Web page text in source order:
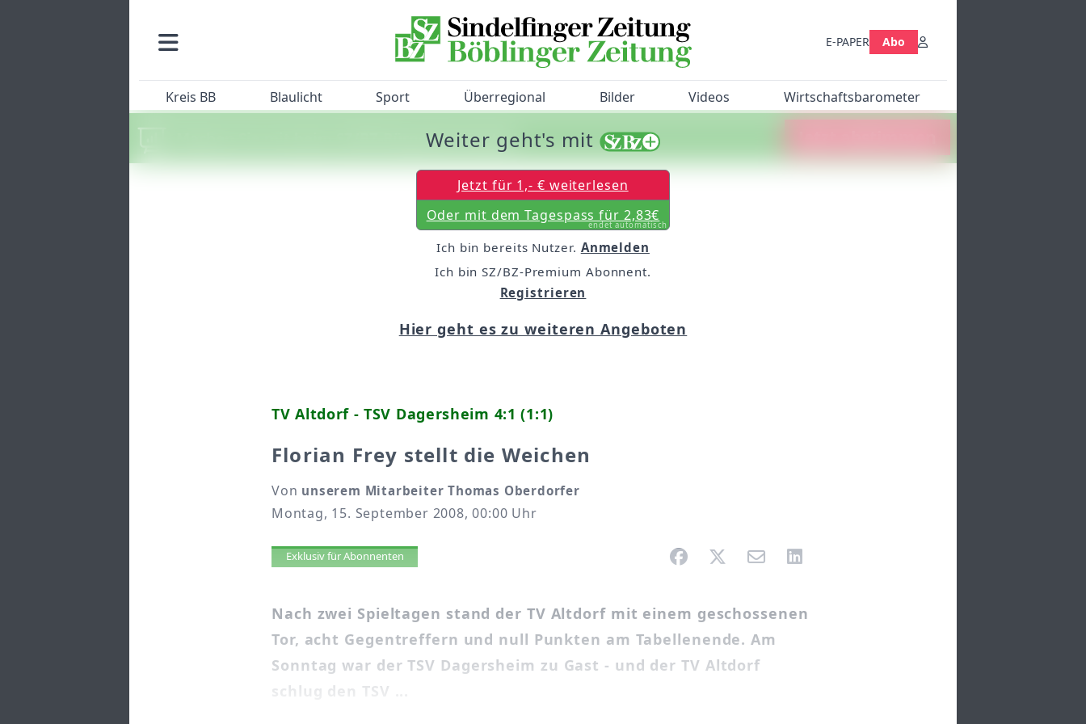
E-PAPER Abo
Kreis BB Blaulicht Sport Überregional Bilder Videos Wirtschaftsbarometer
Machen Sie mit beim SZ/BZ-Bürgerbarometer!
TV Altdorf - TSV Dagersheim 4:1 (1:1)
Florian Frey stellt die Weichen
Von unserem Mitarbeiter Thomas Oberdorfer
Montag, 15. September 2008, 00:00 Uhr
Artikel vorlesen
Exklusiv für Abonnenten
Nach zwei Spieltagen stand der TV Altdorf mit einem geschossenen
Tor, acht Gegentreffern und null Punkten am Tabellenende. Am
Sonntag war der TSV Dagersheim zu Gast - und der TV Altdorf
schlug den TSV ...
Weiter geht's mit
Jetzt für 1,- € weiterlesen
Oder mit dem Tagespass für 2,83€
endet automatisch
Ich bin bereits Nutzer. Anmelden
Ich bin SZ/BZ-Premium Abonnent.
Registrieren
Hier geht es zu weiteren Angeboten